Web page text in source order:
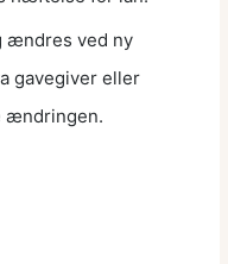
ændres ved ny
gavegiver eller
ændringen.